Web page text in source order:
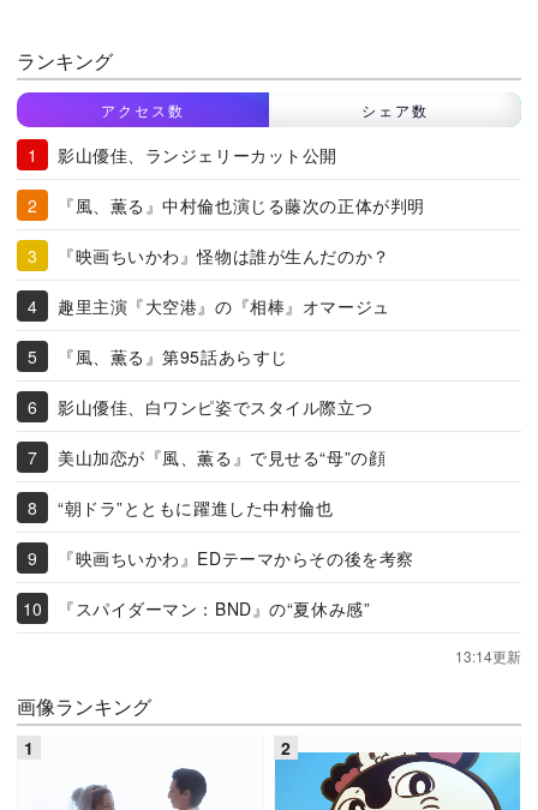
ランキング
アクセス数 シェア数
影山優佳、ランジェリーカット公開
『風、薫る』中村倫也演じる藤次の正体が判明
『映画ちいかわ』怪物は誰が生んだのか？
趣里主演『大空港』の『相棒』オマージュ
『風、薫る』第95話あらすじ
影山優佳、白ワンピ姿でスタイル際立つ
美山加恋が『風、薫る』で見せる“母”の顔
“朝ドラ”とともに躍進した中村倫也
『映画ちいかわ』EDテーマからその後を考察
『スパイダーマン：BND』の“夏休み感”
13:14更新
画像ランキング